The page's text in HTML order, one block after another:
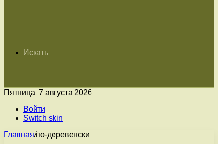
Искать
Пятница, 7 августа 2026
Войти
Switch skin
Главная/по-деревенски